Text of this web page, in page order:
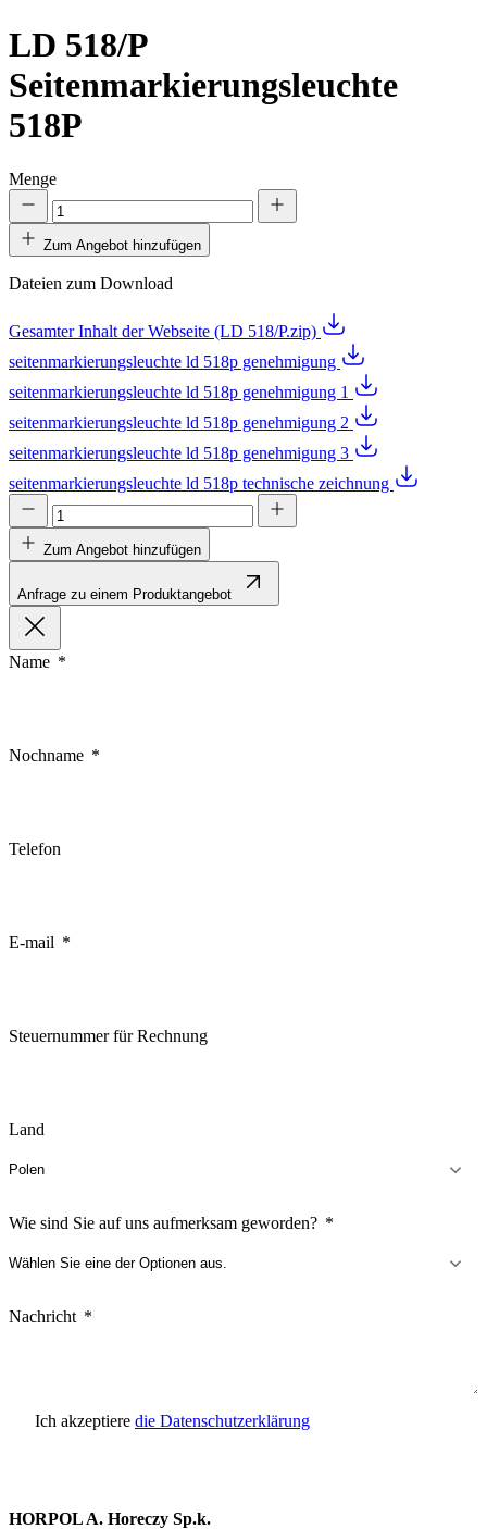
LD 518/P
Seitenmarkierungsleuchte
518P
Menge
Zum Angebot hinzufügen
Dateien zum Download
Gesamter Inhalt der Webseite (LD 518/P.zip)
seitenmarkierungsleuchte ld 518p genehmigung
seitenmarkierungsleuchte ld 518p genehmigung 1
seitenmarkierungsleuchte ld 518p genehmigung 2
seitenmarkierungsleuchte ld 518p genehmigung 3
seitenmarkierungsleuchte ld 518p technische zeichnung
Zum Angebot hinzufügen
Anfrage zu einem Produktangebot
Name
Nochname
Telefon
E-mail
Steuernummer für Rechnung
Land
Wie sind Sie auf uns aufmerksam geworden?
Nachricht
Ich akzeptiere die Datenschutzerklärung
HORPOL A. Horeczy Sp.k.